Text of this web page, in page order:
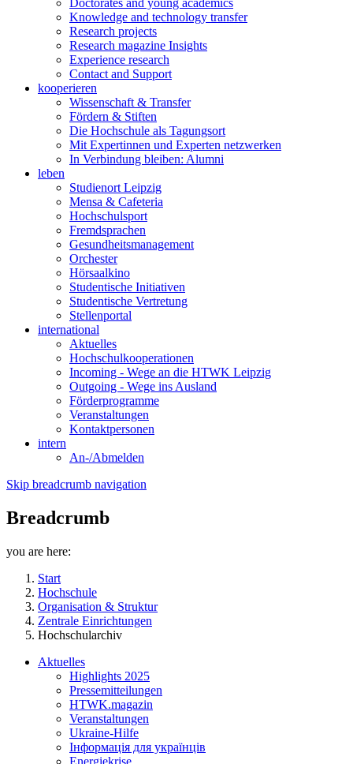
Doctorates and young academics
Knowledge and technology transfer
Research projects
Research magazine Insights
Experience research
Contact and Support
kooperieren
Wissenschaft & Transfer
Fördern & Stiften
Die Hochschule als Tagungsort
Mit Expertinnen und Experten netzwerken
In Verbindung bleiben: Alumni
leben
Studienort Leipzig
Mensa & Cafeteria
Hochschulsport
Fremdsprachen
Gesundheitsmanagement
Orchester
Hörsaalkino
Studentische Initiativen
Studentische Vertretung
Stellenportal
international
Aktuelles
Hochschulkooperationen
Incoming - Wege an die HTWK Leipzig
Outgoing - Wege ins Ausland
Förderprogramme
Veranstaltungen
Kontaktpersonen
intern
An-/Abmelden
Skip breadcrumb navigation
Breadcrumb
you are here:
Start
Hochschule
Organisation & Struktur
Zentrale Einrichtungen
Hochschularchiv
Aktuelles
Highlights 2025
Pressemitteilungen
HTWK.magazin
Veranstaltungen
Ukraine-Hilfe
Інформація для українців